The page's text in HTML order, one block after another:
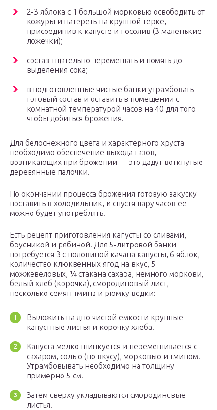
2-3 яблока с 1 большой морковью освободить от
кожуры и натереть на крупной терке,
присоединив к капусте и посолив (3 маленькие
ложечки);
состав тщательно перемешать и помять до
выделения сока;
в подготовленные чистые банки утрамбовать
готовый состав и оставить в помещении с
комнатной температурой часов на 40 для того
чтобы добиться брожения.
Для белоснежного цвета и характерного хруста
необходимо обеспечение выхода газов,
возникающих при брожении — это дадут воткнутые
деревянные палочки.
По окончании процесса брожения готовую закуску
поставить в холодильник, и спустя пару часов ее
можно будет употреблять.
Есть рецепт приготовления капусты со сливами,
брусникой и рябиной. Для 5-литровой банки
потребуется 3 с половиной качана капусты, 6 яблок,
количество клюквенных ягод на вкус, 5
можжевеловых, ¼ стакана сахара, немного моркови,
белый хлеб (корочка), смородиновый лист,
несколько семян тмина и рюмку водки:
Выложить на дно чистой емкости крупные
капустные листья и корочку хлеба.
Капуста мелко шинкуется и перемешивается с
сахаром, солью (по вкусу), морковью и тмином.
Утрамбовывать необходимо на толщину
примерно 5 см.
Затем сверху укладываются смородиновые
листья.